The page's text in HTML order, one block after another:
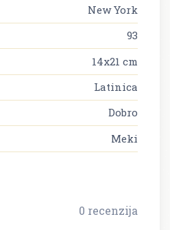
New York
93
14x21 cm
Latinica
Dobro
Meki
0 recenzija